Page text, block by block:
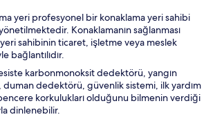
yeri profesyonel bir konaklama yeri sahibi
Konaklamanın sağlanması
sahibinin ticaret, işletme veya meslek
bağlantılıdır.
karbonmonoksit dedektörü, yangın
dedektörü, güvenlik sistemi, ilk yardım
korkulukları olduğunu bilmenin verdiği
dinlenebilir.